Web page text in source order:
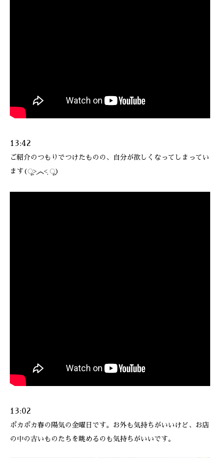
13:42
ご紹介のつもりでつけたものの、自分が欲しくなってしまってい
ます(ू˃̣̣̣̣̣̣︿˂̣̣̣̣̣̣ ू)
13:02
ポカポカ春の陽気の金曜日です。お外も気持ちがいいけど、お店
の中の古いものたちを眺めるのも気持ちがいいです。